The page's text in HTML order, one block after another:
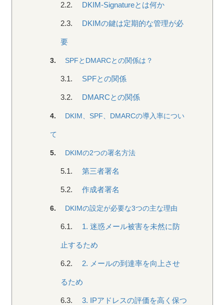
2.2. DKIM-Signatureとは何か
2.3. DKIMの鍵は定期的な管理が必
要
3. SPFとDMARCとの関係は？
3.1. SPFとの関係
3.2. DMARCとの関係
4. DKIM、SPF、DMARCの導入率につい
て
5. DKIMの2つの署名方法
5.1. 第三者署名
5.2. 作成者署名
6. DKIMの設定が必要な3つの主な理由
6.1. 1. 迷惑メール被害を未然に防
止するため
6.2. 2. メールの到達率を向上させ
るため
6.3. 3. IPアドレスの評価を高く保つ